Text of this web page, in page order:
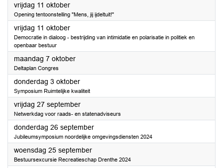
vrijdag 11 oktober2024
Opening tentoonstelling "Mens, jij ijdeltuit!"
vrijdag 11 oktober2024
Democratie in dialoog - bestrijding van intimidatie en polarisatie in politiek en
openbaar bestuur
maandag 7 oktober2024
Deltaplan Congres
donderdag 3 oktober2024
Symposium Ruimtelijke kwaliteit
vrijdag 27 september2024
Netwerkdag voor raads- en statenadviseurs
donderdag 26 september2024
Jubileumsymposium noordelijke omgevingsdiensten 2024
woensdag 25 september2024
Bestuursexcursie Recreatieschap Drenthe 2024